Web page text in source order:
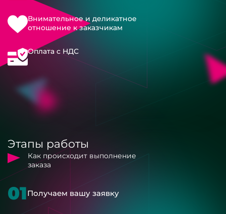
Внимательное и деликатное
отношение к заказчикам
Оплата с НДС
Этапы работы
Как происходит выполнение
заказа
01Получаем вашу заявку